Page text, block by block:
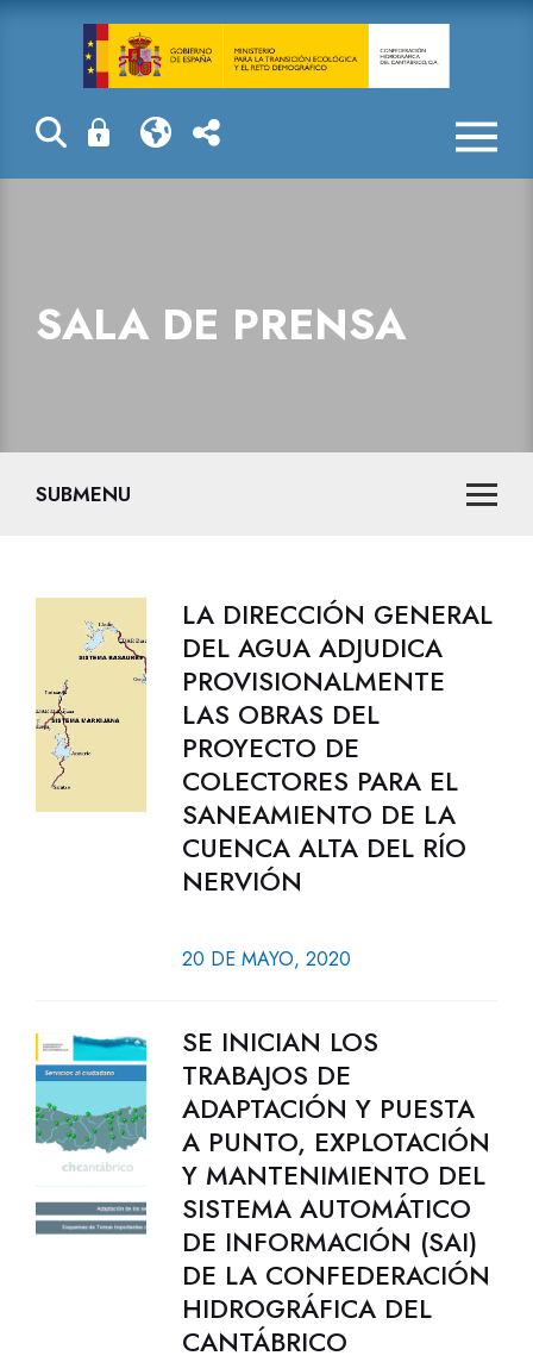
Sala de prensa
SALA DE PRENSA
SUBMENU
LA DIRECCIÓN GENERAL
DEL AGUA ADJUDICA
PROVISIONALMENTE
LAS OBRAS DEL
PROYECTO DE
COLECTORES PARA EL
SANEAMIENTO DE LA
CUENCA ALTA DEL RÍO
NERVIÓN
20 DE MAYO, 2020
SE INICIAN LOS
TRABAJOS DE
ADAPTACIÓN Y PUESTA
A PUNTO, EXPLOTACIÓN
Y MANTENIMIENTO DEL
SISTEMA AUTOMÁTICO
DE INFORMACIÓN (SAI)
DE LA CONFEDERACIÓN
HIDROGRÁFICA DEL
CANTÁBRICO